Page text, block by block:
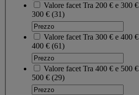
Valore facet Tra 200 € e 300 €
300 € (31)
Valore facet Tra 300 € e 400 €
400 € (61)
Valore facet Tra 400 € e 500 €
500 € (29)